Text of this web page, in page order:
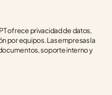
ofrece privacidad de datos,
por equipos. Las empresas la
soporte interno y